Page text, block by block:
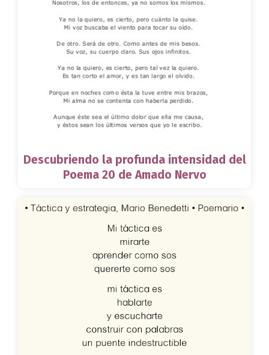
Descubriendo la profunda intensidad del
Poema 20 de Amado Nervo